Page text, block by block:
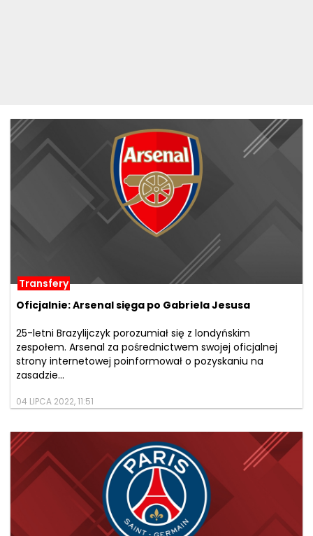
Transfery
Oficjalnie: Arsenal sięga po Gabriela Jesusa
25-letni Brazylijczyk porozumiał się z londyńskim
zespołem. Arsenal za pośrednictwem swojej oficjalnej
strony internetowej poinformował o pozyskaniu na
zasadzie...
04 LIPCA 2022, 11:51